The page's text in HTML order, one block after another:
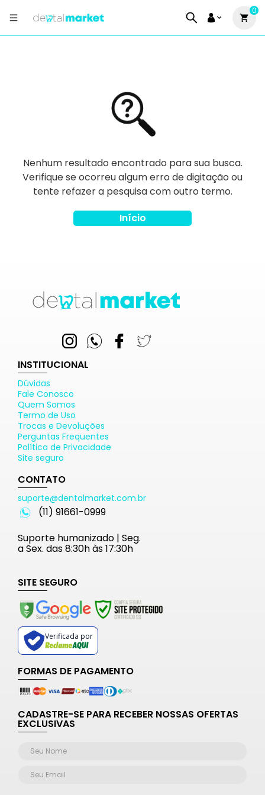
0
Nenhum resultado encontrado para sua busca.
Verifique se ocorreu algum erro de digitação ou
tente refazer a pesquisa com outro termo.
Início
INSTITUCIONAL
Dúvidas
Fale Conosco
Quem Somos
Termo de Uso
Trocas e Devoluções
Perguntas Frequentes
Política de Privacidade
Site seguro
CONTATO
suporte@dentalmarket.com.br
(11) 91661-0999
Suporte humanizado | Seg.
a Sex. das 8:30h às 17:30h
SITE SEGURO
Verificada por
FORMAS DE PAGAMENTO
CADASTRE-SE PARA RECEBER NOSSAS OFERTAS
EXCLUSIVAS